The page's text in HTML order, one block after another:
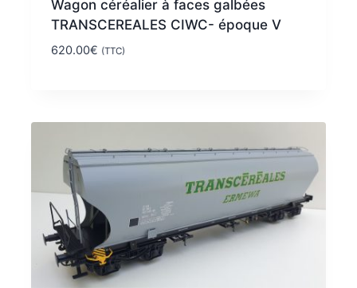
Wagon céréalier à faces galbées
TRANSCEREALES CIWC- époque V
620.00€ (TTC)